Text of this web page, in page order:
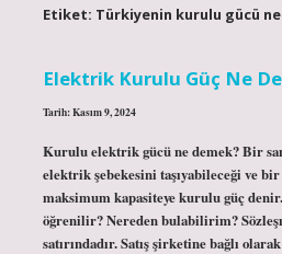
Etiket: Türkiyenin kurulu gücü
Elektrik Kurulu Güç Ne
Tarih: Kasım 9, 2024
Kurulu elektrik gücü ne demek? Bir
elektrik şebekesini taşıyabileceği ve
maksimum kapasiteye kurulu güç
öğrenilir? Nereden bulabilirim?
satırındadır. Satış şirketine bağlı